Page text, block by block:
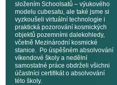
složením Schoolsatů – výukového
modelu cubesatu, ale také jsme si
vyzkoušeli virtuální technologie i
praktická pozorování kosmických
objektů pozemními dalekohledy,
včetně Mezinárodní kosmické
stanice. Po úspěšném absolvování
víkendové školy a nedělní
samostatné práce obdrželi všichni
účastníci certifikát o absolvování
této školy.